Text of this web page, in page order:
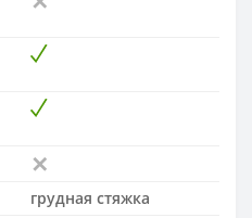
грудная стяжка